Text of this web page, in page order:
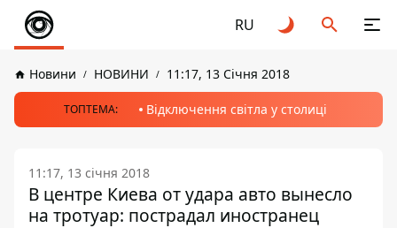
RU
Новини НОВИНИ 11:17, 13 Січня 2018
ТОПТЕМА: Відключення світла у столиці
11:17, 13 січня 2018
В центре Киева от удара авто вынесло
на тротуар: пострадал иностранец